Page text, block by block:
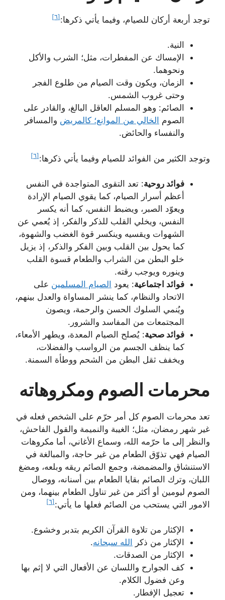
توجد أربعة أركان للصيام، وفيما يأتي ذكرها: [٦]
النية.
الإمساك عن المفطرات، مثل؛ الشرب والأكل
ونحوهما.
الزمان، ويكون وقت الصيام من طلوع الفجر
وحتى غروب الشمس.
الصائم: وهو المسلم العاقل البالغ، والقادر على
الصوم الخالي من الموانع؛ كالمريض والمسافر
والنفساء والحائض.
وتوجد الكثير من الفوائد للصيام وفيما يأتي ذكرها: [٦]
فوائد روحية: تعد التقوى المتواجدة في النفس
أعظم أسرار الصيام، كما يقوي الصيام الإرادة
ويعوّد الصبر، ويضبط النفس، كما أنه يكسر
النفس، ويخلي القلب للذكر والفكر، إذ يُعمي عن
الشهوات ويقسيه وينكسر قوة الغضب والشهوة،
كما يحول بين القلب وبين الفكر والذكر، إذ يزيل
خلو البطن من الشراب والطعام قسوة القلب
وينوره ويوجب رقته.
فوائد اجتماعية: يعود الصيام المسلمين على
الاتحاد والنظام، كما ينشر المساواة والعدل بينهم،
ويُنمي السلوك الحسن والرحمة، ويصون
المجتمعات من المفاسد والشرور.
فوائد صحية: يُصلح الصيام المعدة، ويطهر الأمعاء،
كما ينظف الجسم من الرواسب والفضلات،
ويخفف ثقل البطن من الشحم ووطأة السمنة.
محرمات الصوم ومكروهاته
تعد محرمات الصوم كل أمر حرّم على الشخص فعله في
غير شهر رمضان، مثل؛ الغيبة والنميمة والقول الفاحش،
والنظر إلى ما حرّمه الله، وسماع الأغاني، أما مكروهات
الصيام فهي تذوّق الطعام من غير حاجة، والمبالغة في
الاستنشاق والمضمضة، وجمع الصائم ريقه وبلعه، ومضغ
اللبان، وترك الصائم بقايا الطعام بين أسنانه، ووصال
الصوم ليومين أو أكثر من غير تناول الطعام بينهما، ومن
الامور التي يستحب من الصائم فعلها ما يأتي: [٦]
الإكثار من تلاوة القرآن الكريم بتدبر وخشوع.
الإكثار من ذكر
الله سبحانه.
الإكثار من الصدقات.
كف الجوارح واللسان عن الأفعال التي لا إثم بها
وعن فضول الكلام.
تعجيل الإفطار.